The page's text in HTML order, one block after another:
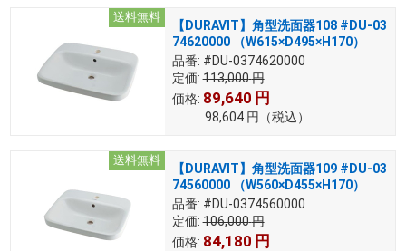
送料無料
【DURAVIT】角型洗面器108 #DU-03
74620000 （W615×D495×H170）
品番: #DU-0374620000
定価: 113,000円
価格: 89,640 円
98,604 円 （税込）
送料無料
【DURAVIT】角型洗面器109 #DU-03
74560000 （W560×D455×H170）
品番: #DU-0374560000
定価: 106,000円
価格: 84,180 円